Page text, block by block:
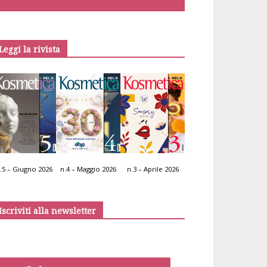
la rivista
– Giugno 2026 n.4 – Maggio 2026 n.3 – Aprile 2026
alla newsletter